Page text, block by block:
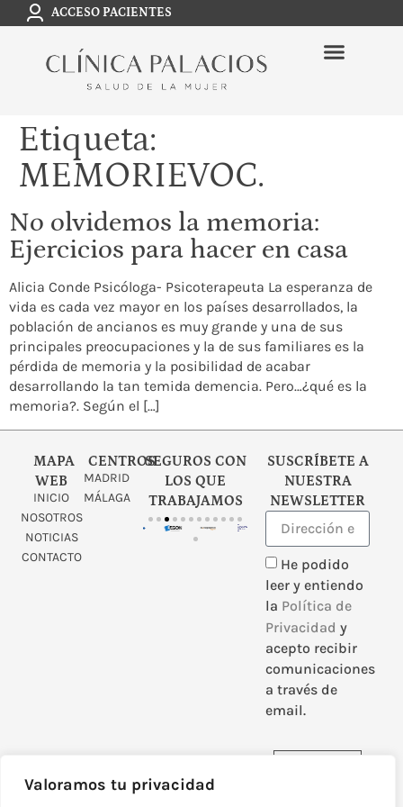
Valoramos tu privacidad
ACCESO PACIENTES
Etiqueta:
MEMORIEVOC.
No olvidemos la memoria:
Ejercicios para hacer en casa
Alicia Conde Psicóloga- Psicoterapeuta La esperanza de
vida es cada vez mayor en los países desarrollados, la
población de ancianos es muy grande y una de sus
principales preocupaciones y la de sus familiares es la
pérdida de memoria y la posibilidad de acabar
desarrollando la tan temida demencia. Pero…¿qué es la
memoria?. Según el […]
MAPA
WEB
INICIO
NOSOTROS
NOTICIAS
CONTACTO
CENTROS
MADRID
MÁLAGA
SEGUROS CON
LOS QUE
TRABAJAMOS
SUSCRÍBETE A
NUESTRA
NEWSLETTER
He podido
leer y entiendo
la Política de
Privacidad y
acepto recibir
comunicaciones
a través de
email.